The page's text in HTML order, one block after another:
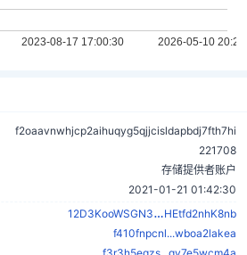
f2oaavnwhjcp2aihuqyg5qjjcisldapbdj7fth7hi
221708
存储提供者账户
2021-01-21 01:42:30
12D3KooWSGN3
HEtfd2nhK8nb
f410fnpcnl...wboa2lakea